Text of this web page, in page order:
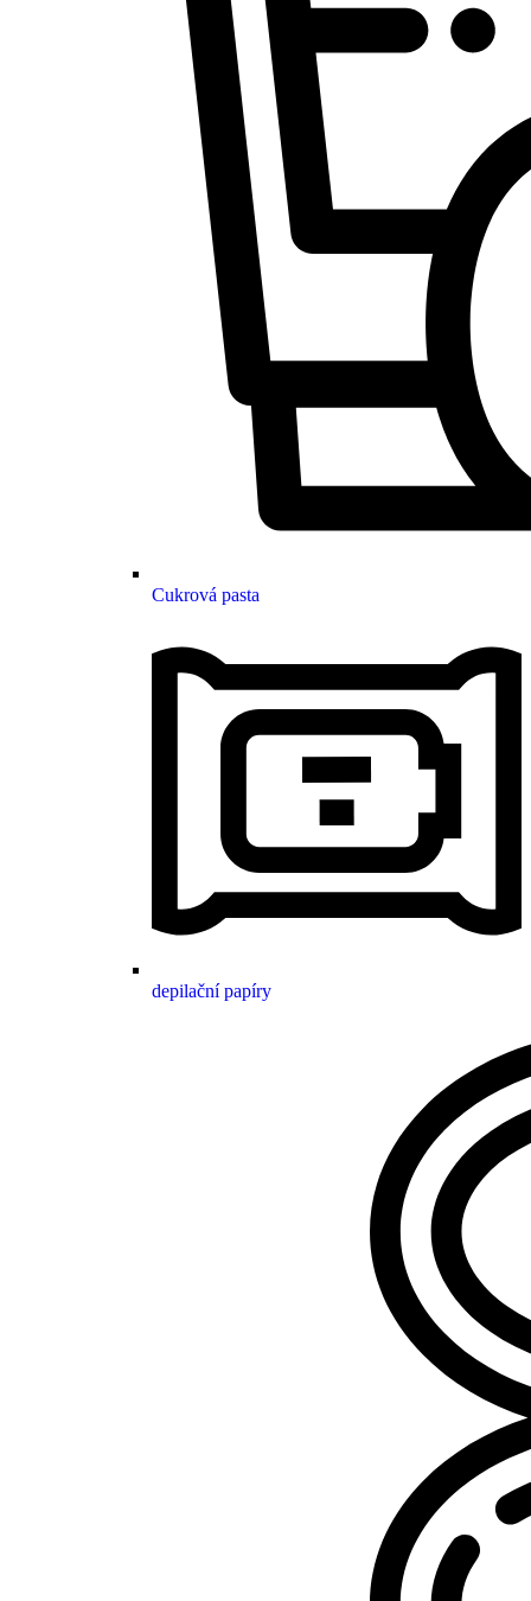
Cukrová pasta
depilační papíry